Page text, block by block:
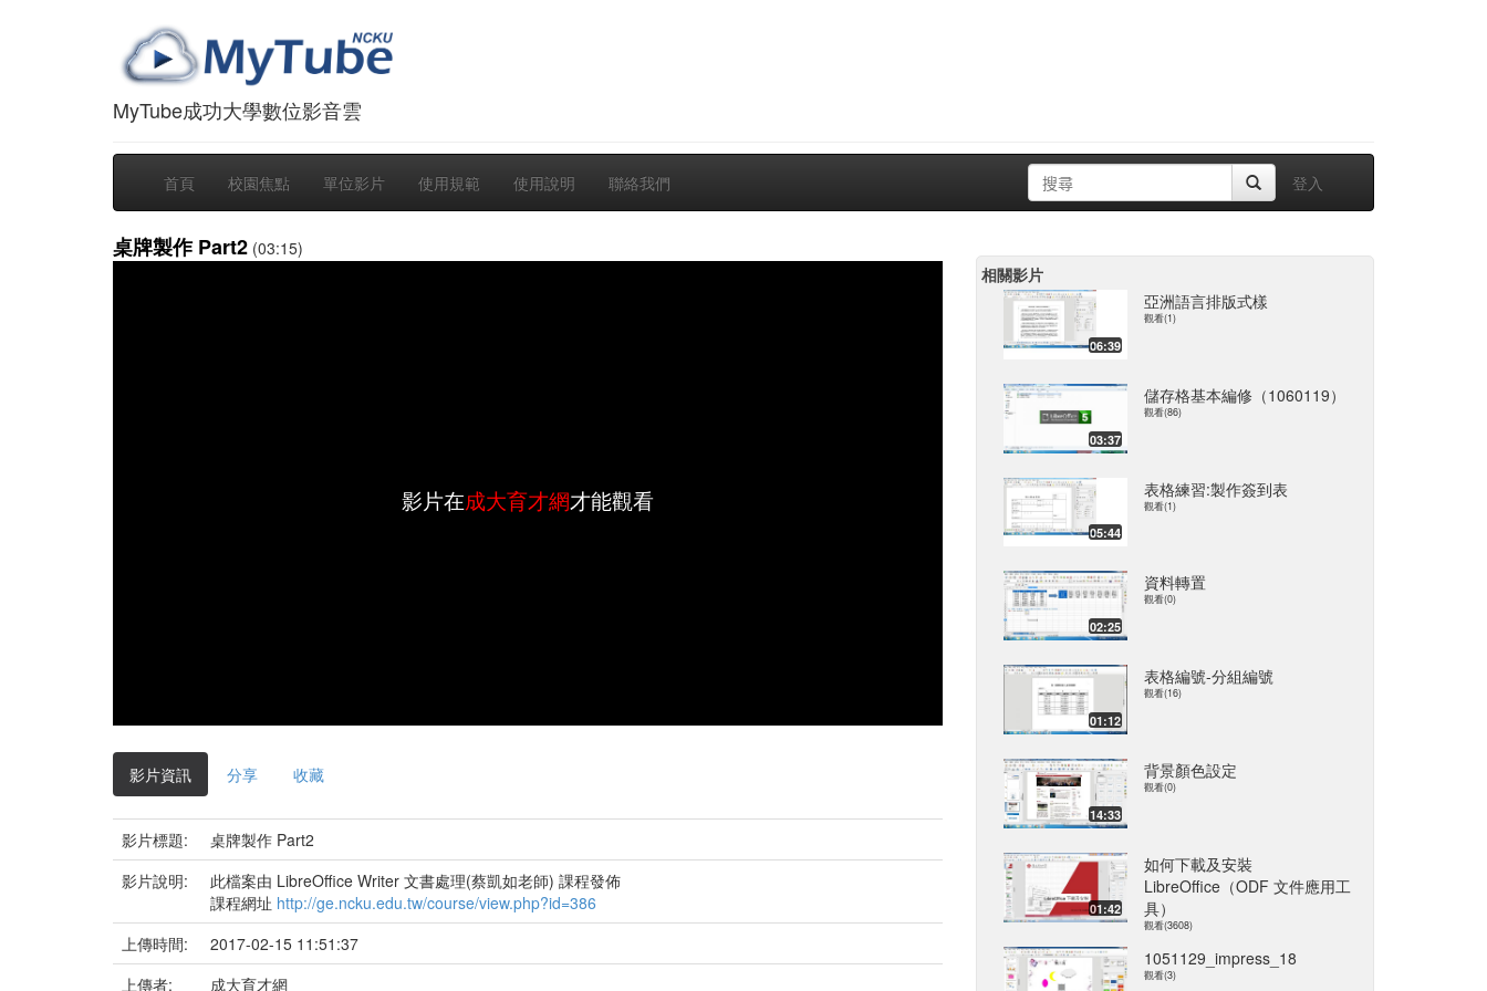
MyTube成功大學數位影音雲
首頁 校園焦點 單位影片 使用規範 使用說明 聯絡我們 登入
桌牌製作 Part2 (03:15)
影片在成大育才網才能觀看
影片資訊 分享 收藏
影片標題:
桌牌製作 Part2
影片說明:
此檔案由 LibreOffice Writer 文書處理(蔡凱如老師) 課程發佈
課程網址 http://ge.ncku.edu.tw/course/view.php?id=386
上傳時間:
2017-02-15 11:51:37
上傳者:
成大育才網
相關影片
06:39
亞洲語言排版式樣
觀看(1)
03:37
儲存格基本編修（1060119）
觀看(86)
05:44
表格練習:製作簽到表
觀看(1)
02:25
資料轉置
觀看(0)
01:12
表格編號-分組編號
觀看(16)
14:33
背景顏色設定
觀看(0)
01:42
如何下載及安裝
LibreOffice（ODF 文件應用工
具）
觀看(3608)
1051129_impress_18
觀看(3)